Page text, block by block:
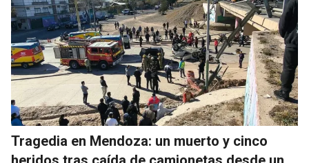
Tragedia en Mendoza: un muerto y cinco